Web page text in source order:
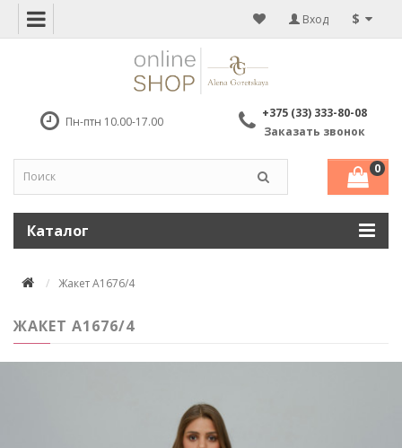
$
Вход
Пн-птн 10.00-17.00
+375 (33) 333-80-08
Заказать звонок
0
Каталог
Жакет A1676/4
ЖАКЕТ A1676/4